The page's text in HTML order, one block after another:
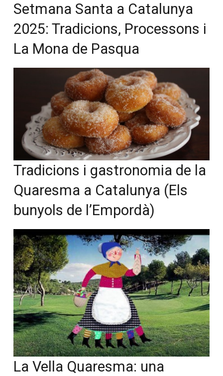
Setmana Santa a Catalunya
2025: Tradicions, Processons i
La Mona de Pasqua
Tradicions i gastronomia de la
Quaresma a Catalunya (Els
bunyols de l’Empordà)
La Vella Quaresma: una